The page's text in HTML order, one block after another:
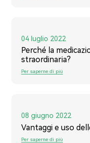
04 luglio 2022
Perché la
straordinaria?
Per saperne di più
08 giugno 2022
Vantaggi e uso
Per saperne di più